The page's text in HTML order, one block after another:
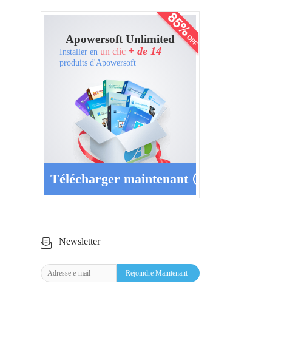
Télécharger maintenant
Apowersoft Unlimited
Installer en un clic + de 14
produits d'Apowersoft
Newsletter
Rejoindre Maintenant